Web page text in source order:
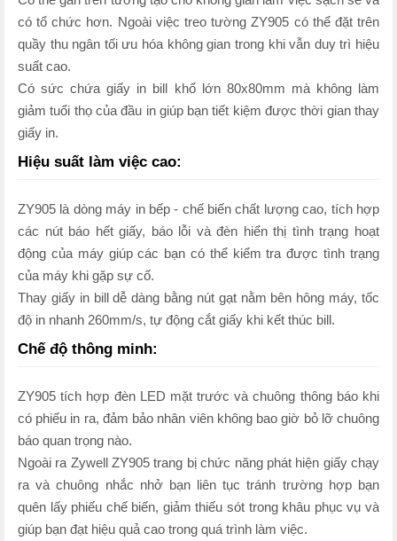
có tổ chức hơn. Ngoài việc treo tường ZY905 có thể đặt trên
quầy thu ngân tối ưu hóa không gian trong khi vẫn duy trì hiệu
suất cao.
Có sức chứa giấy in bill khổ lớn 80x80mm mà không làm
giảm tuổi thọ của đầu in giúp bạn tiết kiệm được thời gian thay
giấy in.
Hiệu suất làm việc cao:
ZY905 là dòng máy in bếp - chế biến chất lượng cao, tích hợp
các nút báo hết giấy, báo lỗi và đèn hiển thị tình trạng hoạt
động của máy giúp các bạn có thể kiểm tra được tình trạng
của máy khi gặp sự cố.
Thay giấy in bill dễ dàng bằng nút gạt nằm bên hông máy, tốc
độ in nhanh 260mm/s, tự động cắt giấy khi kết thúc bill.
Chế độ thông minh:
ZY905 tích hợp đèn LED mặt trước và chuông thông báo khi
có phiếu in ra, đảm bảo nhân viên không bao giờ bỏ lỡ chuông
báo quan trọng nào.
Ngoài ra Zywell ZY905 trang bị chức năng phát hiện giấy chạy
ra và chuông nhắc nhở bạn liên tục tránh trường hợp bạn
quên lấy phiếu chế biến, giảm thiếu sót trong khâu phục vụ và
giúp bạn đạt hiệu quả cao trong quá trình làm việc.